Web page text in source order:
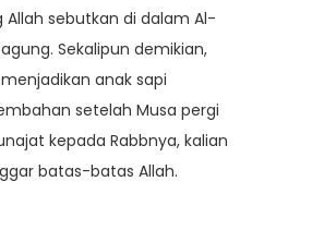
Allah sebutkan di dalam Al-
Sekalipun demikian,
anak sapi
setelah Musa pergi
kepada Rabbnya, kalian
batas-batas Allah.